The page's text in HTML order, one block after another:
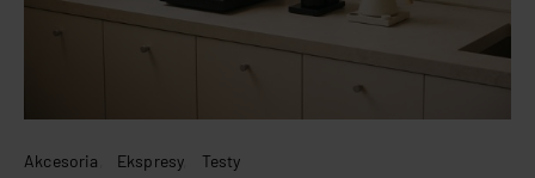
Akcesoria Ekspresy Testy